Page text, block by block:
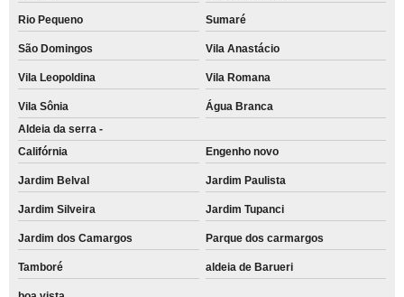
Rio Pequeno Sumaré
São Domingos Vila Anastácio
Vila Leopoldina Vila Romana
Vila Sônia
Água Branca
Aldeia da serra -
Califórnia
Engenho novo
Jardim Belval Jardim Paulista
Jardim Silveira Jardim Tupanci
Jardim dos Camargos Parque dos carmargos
Tamboré aldeia de Barueri